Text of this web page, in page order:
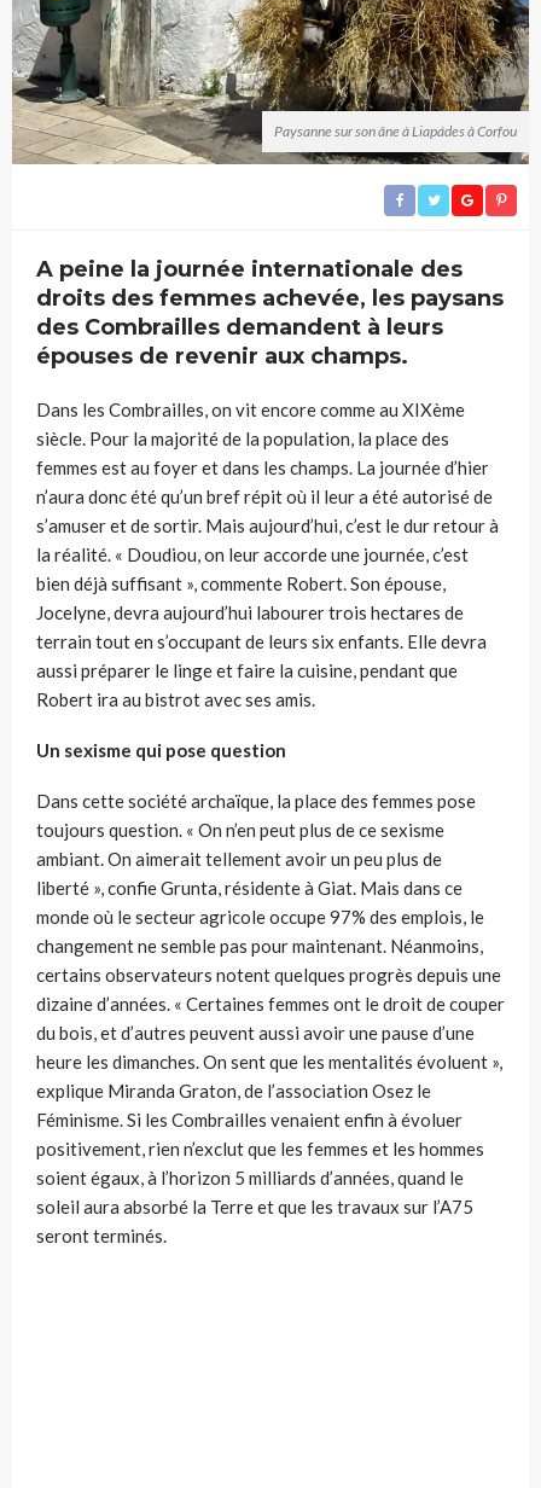
Paysanne sur son âne à Liapádes à Corfou
A peine la journée internationale des
droits des femmes achevée, les paysans
des Combrailles demandent à leurs
épouses de revenir aux champs.
Dans les Combrailles, on vit encore comme au XIXème
siècle. Pour la majorité de la population, la place des
femmes est au foyer et dans les champs. La journée d’hier
n’aura donc été qu’un bref répit où il leur a été autorisé de
s’amuser et de sortir. Mais aujourd’hui, c’est le dur retour à
la réalité. « Doudiou, on leur accorde une journée, c’est
bien déjà suffisant », commente Robert. Son épouse,
Jocelyne, devra aujourd’hui labourer trois hectares de
terrain tout en s’occupant de leurs six enfants. Elle devra
aussi préparer le linge et faire la cuisine, pendant que
Robert ira au bistrot avec ses amis.
Un sexisme qui pose question
Dans cette société archaïque, la place des femmes pose
toujours question. « On n’en peut plus de ce sexisme
ambiant. On aimerait tellement avoir un peu plus de
liberté », confie Grunta, résidente à Giat. Mais dans ce
monde où le secteur agricole occupe 97% des emplois, le
changement ne semble pas pour maintenant. Néanmoins,
certains observateurs notent quelques progrès depuis une
dizaine d’années. « Certaines femmes ont le droit de couper
du bois, et d’autres peuvent aussi avoir une pause d’une
heure les dimanches. On sent que les mentalités évoluent »,
explique Miranda Graton, de l’association Osez le
Féminisme. Si les Combrailles venaient enfin à évoluer
positivement, rien n’exclut que les femmes et les hommes
soient égaux, à l’horizon 5 milliards d’années, quand le
soleil aura absorbé la Terre et que les travaux sur l’A75
seront terminés.